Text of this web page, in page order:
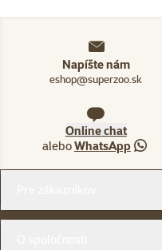
Napíšte nám
eshop@superzoo.sk
Online chat
aleboWhatsApp